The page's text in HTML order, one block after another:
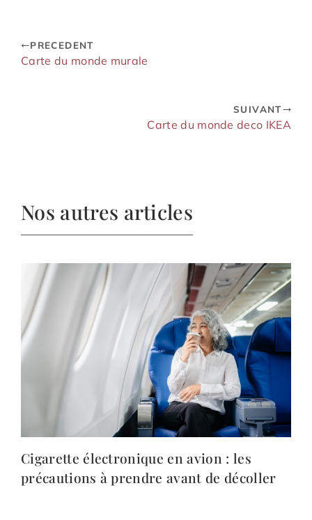
PRECEDENT
Carte du monde murale
SUIVANT
Carte du monde deco IKEA
Nos autres articles
Cigarette électronique en avion : les
précautions à prendre avant de décoller